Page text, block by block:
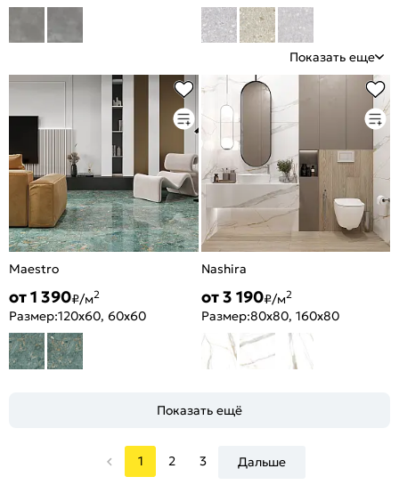
Показать еще
Maestro
от 1 390₽/м2
Размер:120x60, 60x60
Nashira
от 3 190₽/м2
Размер:80x80, 160x80
Показать ещё
1 2 3 Дальше